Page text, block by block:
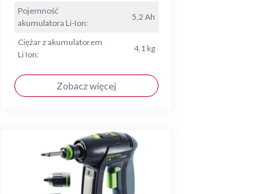
Pojemność
akumulatora Li-Ion:
5,2 Ah
Ciężar z akumulatorem
Li Ion:
4,1 kg
Zobacz więcej